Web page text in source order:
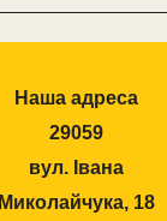
Наша адреса
29059
вул. Івана
Миколайчука, 18